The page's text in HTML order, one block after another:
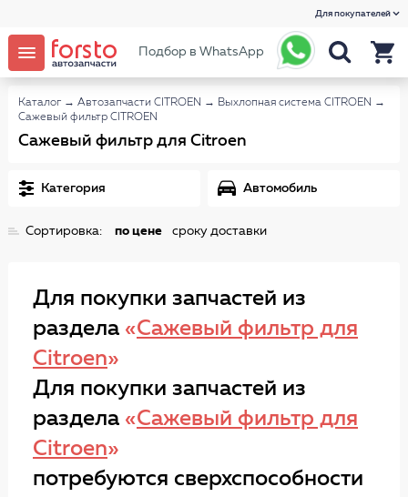
Для покупателей
Подбор в WhatsApp
Каталог → Автозапчасти CITROEN → Выхлопная система CITROEN →
Сажевый фильтр CITROEN
Сажевый фильтр для Citroen
Категория Автомобиль
Сортировка: по цене сроку доставки
Для покупки запчастей из
раздела «Сажевый фильтр для
Citroen»
Для покупки запчастей из
раздела «Сажевый фильтр для
Citroen»
потребуются сверхспособности